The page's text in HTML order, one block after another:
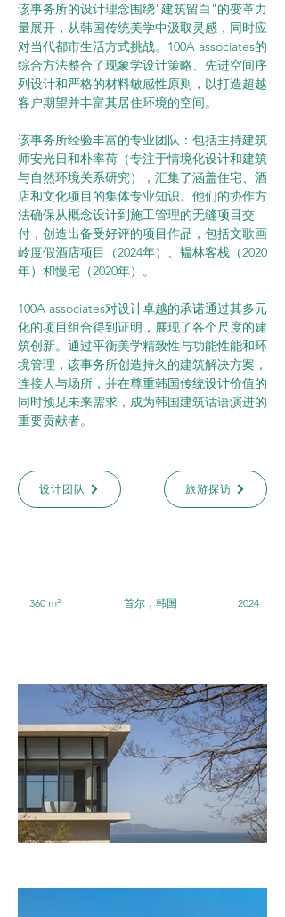
该事务所的设计理念围绕"建筑留白"的变革力
量展开，从韩国传统美学中汲取灵感，同时应
对当代都市生活方式挑战。100A associates的
综合方法整合了现象学设计策略、先进空间序
列设计和严格的材料敏感性原则，以打造超越
客户期望并丰富其居住环境的空间。
该事务所经验丰富的专业团队：包括主持建筑
师安光日和朴率荷（专注于情境化设计和建筑
与自然环境关系研究），汇集了涵盖住宅、酒
店和文化项目的集体专业知识。他们的协作方
法确保从概念设计到施工管理的无缝项目交
付，创造出备受好评的项目作品，包括文歌画
岭度假酒店项目（2024年）、韫林客栈（2020
年）和慢宅（2020年）。
100A associates对设计卓越的承诺通过其多元
化的项目组合得到证明，展现了各个尺度的建
筑创新。通过平衡美学精致性与功能性能和环
境管理，该事务所创造持久的建筑解决方案，
连接人与场所，并在尊重韩国传统设计价值的
同时预见未来需求，成为韩国建筑话语演进的
重要贡献者。
设计团队 旅游探访
360 m² 首尔，韩国 2024